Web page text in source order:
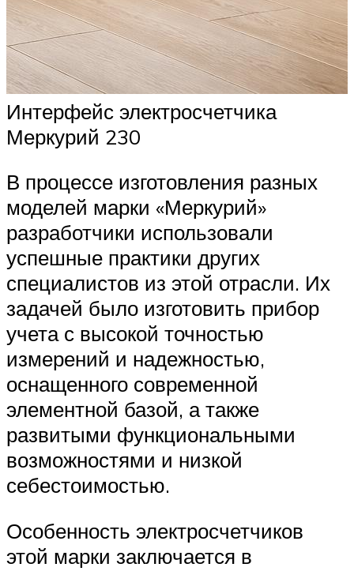
Интерфейс электросчетчика
Меркурий 230
В процессе изготовления разных
моделей марки «Меркурий»
разработчики использовали
успешные практики других
специалистов из этой отрасли. Их
задачей было изготовить прибор
учета с высокой точностью
измерений и надежностью,
оснащенного современной
элементной базой, а также
развитыми функциональными
возможностями и низкой
себестоимостью.
Особенность электросчетчиков
этой марки заключается в